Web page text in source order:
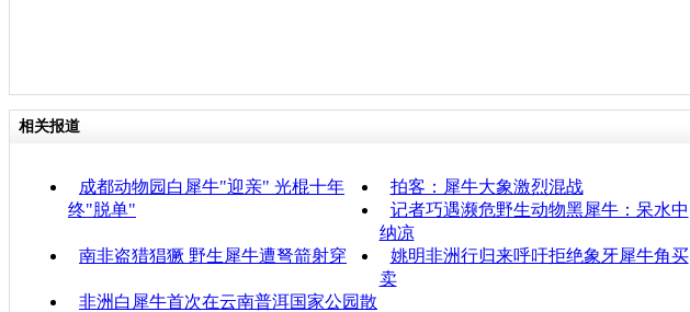
相关报道
成都动物园白犀牛"迎亲" 光棍十年
终"脱单"
拍客：犀牛大象激烈混战
记者巧遇濒危野生动物黑犀牛：呆水中
纳凉
南非盗猎猖獗 野生犀牛遭弩箭射穿
姚明非洲行归来呼吁拒绝象牙犀牛角买
卖
非洲白犀牛首次在云南普洱国家公园散